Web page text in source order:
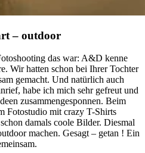
– outdoor
das war: A&D kenne
Wir hatten schon bei Ihrer Tochter
gemacht. Und natürlich auch
habe ich mich sehr gefreut und
zusammengesponnen. Beim
Fotostudio mit crazy T-Shirts
damals coole Bilder. Diesmal
machen. Gesagt – getan ! Ein